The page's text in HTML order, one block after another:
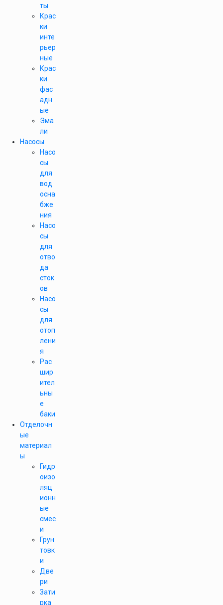
ты
Крас
ки
инте
рьер
ные
Крас
ки
фас
адн
ые
Эма
ли
Насосы
Насо
сы
для
вод
осна
бже
ния
Насо
сы
для
отво
да
сток
ов
Насо
сы
для
отоп
лени
я
Рас
шир
ител
ьны
е
баки
Отделочн
ые
материал
ы
Гидр
оизо
ляц
ионн
ые
смес
и
Грун
товк
и
Две
ри
Зати
рка